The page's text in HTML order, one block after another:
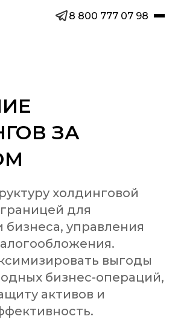
8 800 777 07 98
ЗА
холдинговой
для
управления
выгоды
бизнес-операций,
активов и